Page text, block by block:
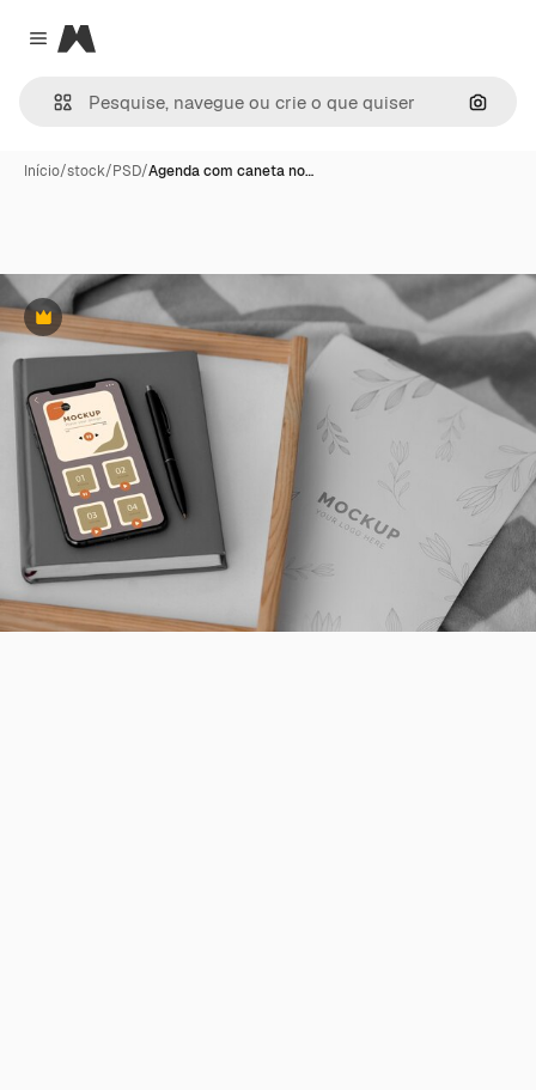
Close menu
Magnific
Início/stock/PSD/Agenda com caneta no…
Premium